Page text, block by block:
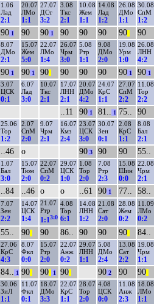
1.06
Лад
2:1
20.07
ЛМо
1:1
27.07
ДСт
3:2
3.08
Ткс
2:1
10.08
Жем
1:1
14.08
Лад
1:2
26.08
ДМо
1:1
30.08
СпМ
1:2
90 1 90 90 1 90 90 90 90 90
8.07
ДМо
2:1
15.07
Жем
5:0
22.07
ЛМо
1:4
26.07
Чрм
3:0
5.08
Ртр
1:1
9.08
ДМо
2:0
19.08
Урм
1:0
26.08
ЛНН
4:2
90 1 90 1 90 90 90 90 90 1 90 1
3.07
ЦСК
0:1
6.07
Лад
3:0
10.07
Ткс
2:1
17.07
ЛНН
2:1
20.07
ДМо
4:2
24.07
КрС
1:1
27.07
СпМ
2:2
11.08
Тор
2:2
..11 90 1 81.. 1 75.. 90
25.06
Тор
1:2
2.07
СпМ
2:0
9.07
Чрм
2:1
16.07
Кмз
2:4
23.07
ЦСК
3:0
30.07
Зен
0:1
2.08
КрС
1:1
8.08
Бал
2:1
..46 о 90 3 90 90 55..
1.07
Бал
3:0
15.07
Тюм
2:0
22.07
СпМ
0:2
29.07
ЦСК
1:0
1.08
Тор
2:0
7.08
Ртр
2:3
15.08
Шин
0:0
22.08
Чрм
2:1
..84 ..46 о о ..61 90 1 77.. 58..
7.07
Зен
2:2
14.07
ЦСК
1:4
21.07
Ртр
1:13:0
4.08
Тор
6:1
14.08
ЛНН
1:2
21.08
Сат
2:0
28.08
Жем
0:2
11.09
ЛМо
0:2
55.. 90 90 86.. 90 90 90 84..
27.06
КрС
4:3
8.07
Фкл
0:0
15.07
Ртр
2:0
22.07
Анж
0:2
29.07
ЛНН
1:1
5.08
ДМо
2:4
13.08
Сат
2:2
19.08
Чрм
1:1
84.. 1 90 90 1 90 90 2 90 90
30.06
ЗиЛ
1:1
11.07
Фкл
0:1
18.07
ДМо
3:3
22.07
КрС
1:1
28.07
Тор
2:0
4.08
ЦСК
0:0
11.08
Анж
2:3
18.08
ЛМо
1:1